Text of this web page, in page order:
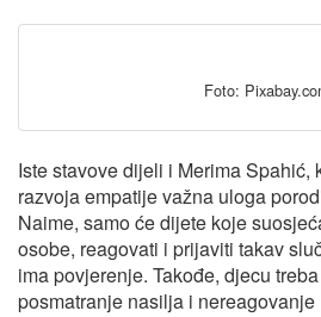
Foto:
Iste stavove dijeli i Merima Spahić,
razvoja empatije važna uloga
Naime, samo će dijete koje
osobe, reagovati i prijaviti takav
ima povjerenje. Takođe, djecu
posmatranje nasilja i